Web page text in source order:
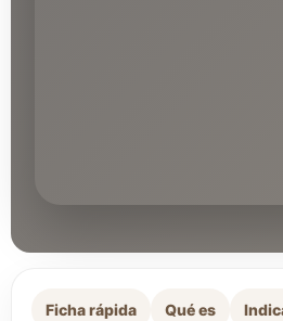
Ficha rápida Qué es